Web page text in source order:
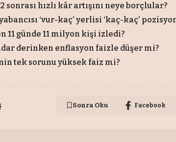
sonrası hızlı kâr artışını neye borçlular?
‘vur-kaç’ yerlisi ‘kaç-kaç’
11 günde 11 milyon kişi izledi?
derinken enflasyon faizle düşer mi?
tek sorunu yüksek faiz mi?
Sonra Oku Facebook